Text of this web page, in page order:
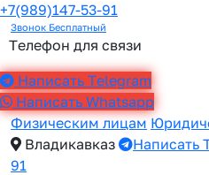
+7(989)147-53-91
Звонок Бесплатный
Телефон для связи
Написать Telegram
Написать Whatsapp
Физическим лицам
Владикавказ
Написать
91